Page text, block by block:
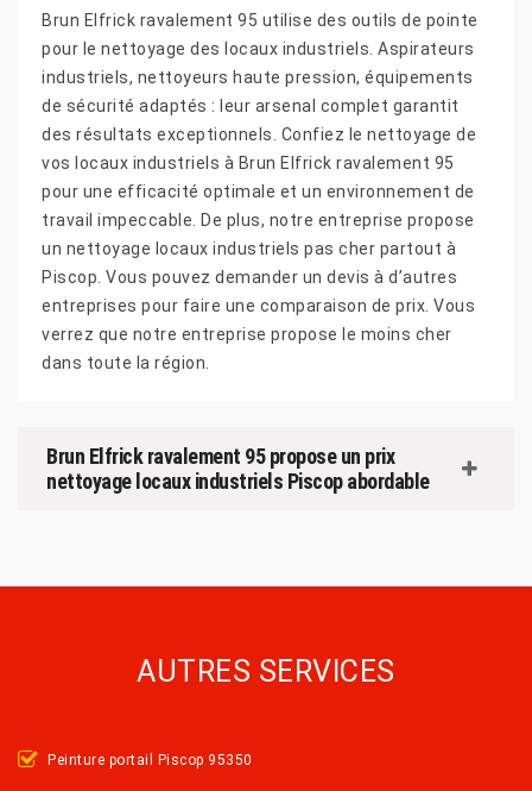
Brun Elfrick ravalement 95 utilise des outils de pointe
pour le nettoyage des locaux industriels. Aspirateurs
industriels, nettoyeurs haute pression, équipements
de sécurité adaptés : leur arsenal complet garantit
des résultats exceptionnels. Confiez le nettoyage de
vos locaux industriels à Brun Elfrick ravalement 95
pour une efficacité optimale et un environnement de
travail impeccable. De plus, notre entreprise propose
un nettoyage locaux industriels pas cher partout à
Piscop. Vous pouvez demander un devis à d’autres
entreprises pour faire une comparaison de prix. Vous
verrez que notre entreprise propose le moins cher
dans toute la région.
Brun Elfrick ravalement 95 propose un prix
nettoyage locaux industriels Piscop abordable
AUTRES SERVICES
Peinture portail Piscop 95350